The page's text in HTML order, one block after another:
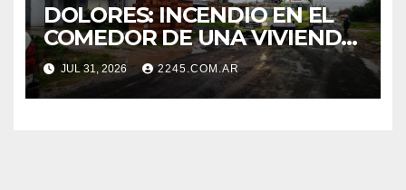
DOLORES: INCENDIO EN EL
COMEDOR DE UNA VIVIENDA
FUE CONTROLADO POR
BOMBEROS
JUL 31, 2026 2245.COM.AR